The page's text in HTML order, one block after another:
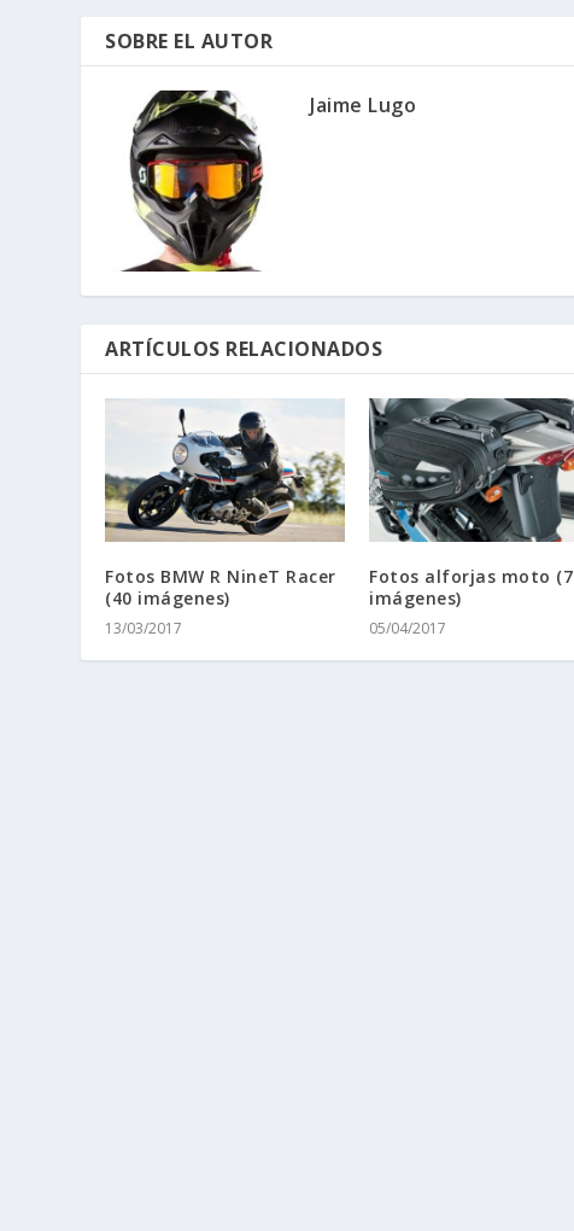
SOBRE EL AUTOR
Jaime Lugo
ARTÍCULOS RELACIONADOS
Fotos BMW R NineT Racer
(40 imágenes)
13/03/2017
Fotos alforjas moto (7
imágenes)
05/04/2017